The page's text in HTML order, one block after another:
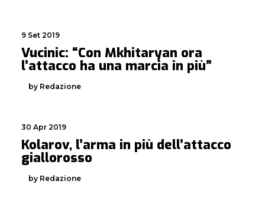
9 Set 2019
Vucinic: “Con Mkhitaryan ora
l’attacco ha una marcia in più”
by Redazione
30 Apr 2019
Kolarov, l’arma in più dell’attacco
giallorosso
by Redazione